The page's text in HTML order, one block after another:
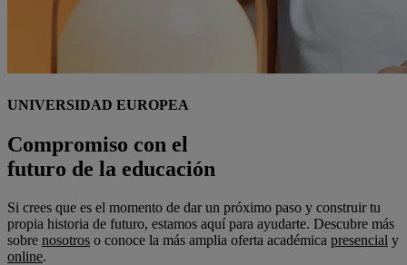
UNIVERSIDAD EUROPEA
Compromiso con el
futuro de la educación
Si crees que es el momento de dar un próximo paso y construir tu
propia historia de futuro, estamos aquí para ayudarte. Descubre más
sobre nosotros o conoce la más amplia oferta académica presencial y
online.